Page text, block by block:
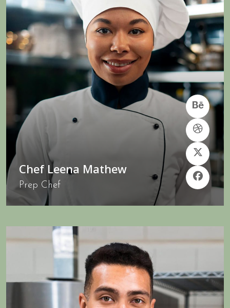
Chef Leena Mathew
Prep Chef